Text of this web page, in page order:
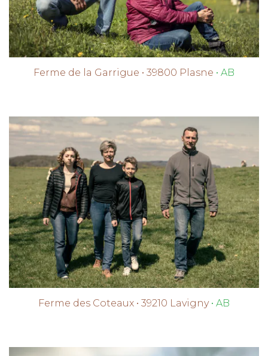
Ferme de la Garrigue • 39800 Plasne • AB
Ferme des Coteaux • 39210 Lavigny • AB